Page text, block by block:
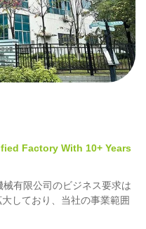
Factory With 10+ Years
有限公司のビジネス要求は
しており、当社の事業範囲